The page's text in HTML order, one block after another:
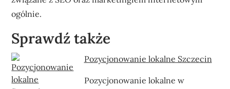
ogólnie.
Sprawdź także
Pozycjonowanie lokalne Szczecin
Pozycjonowanie lokalne w